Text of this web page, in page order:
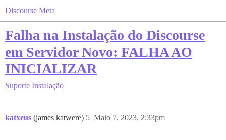
Discourse Meta
Falha na Instalação do Discourse
em Servidor Novo: FALHA AO
INICIALIZAR
Suporte Instalação
katxeus (james katwere) Maio 7, 2023, 2:33pm
5